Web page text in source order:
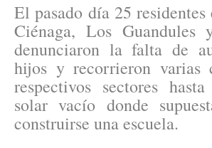
El pasado día 25
Ciénaga, Los Guandules
denunciaron la falta de
hijos y recorrieron varias
respectivos sectores
solar vacío donde
construirse una escuela.